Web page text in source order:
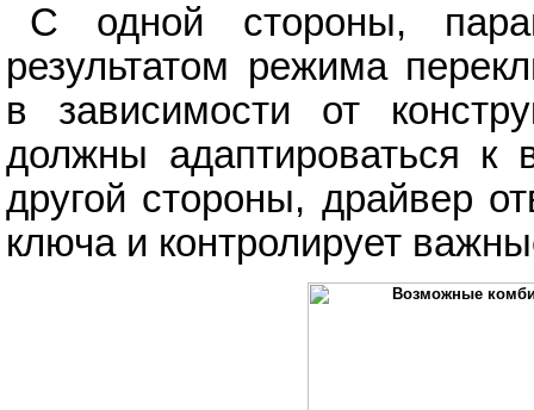
С одной стороны,
результатом режима
в зависимости от
должны адаптироваться
другой стороны, драйвер
ключа и контролирует